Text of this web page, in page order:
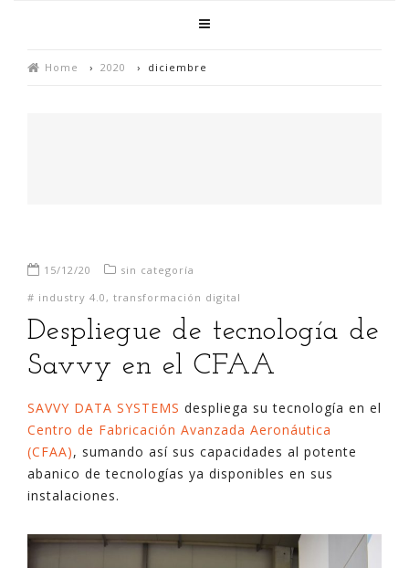
Home › 2020 › diciembre
15/12/20
sin categoría
# industry 4.0 , transformación digital
Despliegue de tecnología de
Savvy en el CFAA
SAVVY DATA SYSTEMS despliega su tecnología en el
Centro de Fabricación Avanzada Aeronáutica
(CFAA), sumando así sus capacidades al potente
abanico de tecnologías ya disponibles en sus
instalaciones.